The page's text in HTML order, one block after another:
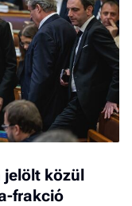
jelölt közül
frakció